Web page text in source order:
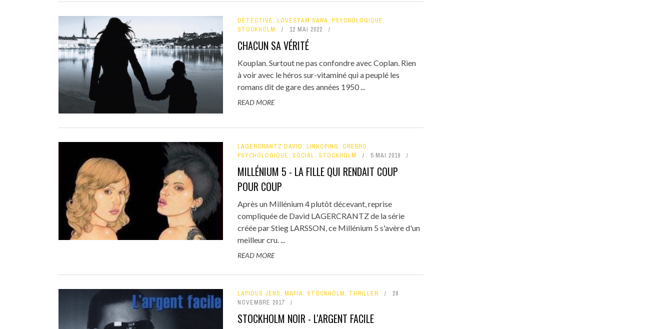
DÉTECTIVE, LOVESTAM SARA, PSYCHOLOGIQUE,
STOCKHOLM
12 MAI 2022
CHACUN SA VÉRITÉ
Kouplan. Surtout ne pas confondre avec Coplan. Rien
à voir avec le héros sur-vitaminé qui a peuplé les
romans dit de gare des années 1950 ...
READ MORE
LAGERCRANTZ DAVID, LINKOPING, OREBRO,
PSYCHOLOGIQUE, SOCIAL, STOCKHOLM 5 MAI 2019
MILLÉNIUM 5 - LA FILLE QUI RENDAIT COUP
POUR COUP
Après un Millénium 4 plutôt décevant, reprise
compliquée de David LAGERCRANTZ de la série
créée par Stieg LARSSON, ce Millénium 5 s'avère d'un
meilleur cru. ...
READ MORE
LAPIDUS JENS, MAFIA, STOCKHOLM, THRILLER
28
NOVEMBRE 2017
STOCKHOLM NOIR - L'ARGENT FACILE